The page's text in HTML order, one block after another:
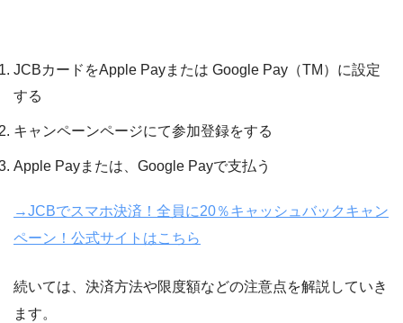
JCBカードをApple Payまたは Google Pay（TM）に設定
する
キャンペーンページにて参加登録をする
Apple Payまたは、Google Payで支払う
→JCBでスマホ決済！全員に20％キャッシュバックキャン
ペーン！公式サイトはこちら
続いては、決済方法や限度額などの注意点を解説していき
ます。